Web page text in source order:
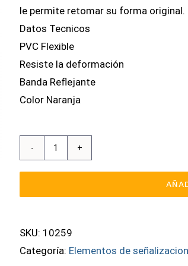
le permite retomar su forma original.
Datos Tecnicos
PVC Flexible
Resiste la deformación
Banda Reflejante
Color Naranja
Pvc
Cm
cantidad
SKU: 10259
Categoría: Elementos de señalizacion